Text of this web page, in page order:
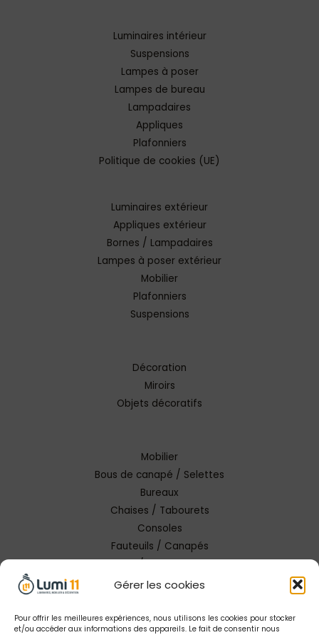
Gérer les cookies
Pour offrir les meilleures expériences, nous utilisons les cookies pour stocker
et/ou accéder aux informations des appareils. Le fait de consentir nous
Luminaires intérieur
Suspensions
Lampes à poser
Lampes de bureau
Lampadaires
Appliques
Plafonniers
Politique de cookies (UE)
Luminaires extérieur
Appliques extérieur
Bornes / Lampadaires
Lampes à poser extérieur
Mobilier
Plafonniers
Suspensions
Décoration
Miroirs
Objets décoratifs
Mobilier
Bous de canapé / Selettes
Bureaux
Chaises / Tabourets
Consoles
Fauteuils / Canapés
Tables / Tables basses